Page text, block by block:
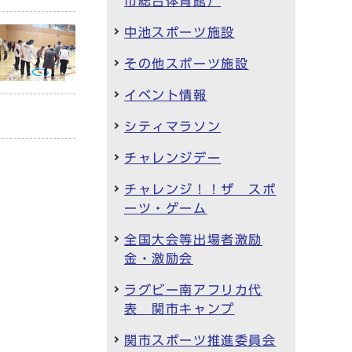
中池スポーツ施設
その他スポーツ施設
イベント情報
シティマラソン
チャレンジデー
チャレンジ！！ザ スポ
ーツ・ゲーム
全国大会等出場者激励
金・激励会
ラグビー南アフリカ代
表 関市キャンプ
関市スポーツ推進委員会